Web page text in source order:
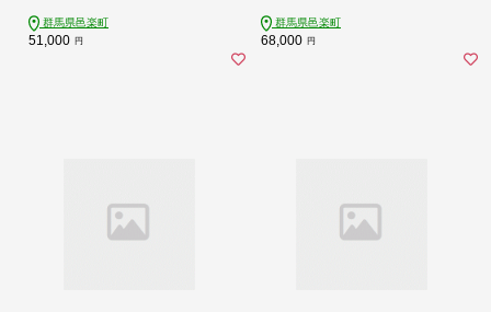
群馬県邑楽町
51,000 円
群馬県邑楽町
68,000 円